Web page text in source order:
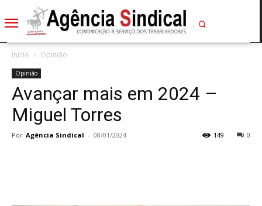
Início Opinião
Opinião
Avançar mais em 2024 –
Miguel Torres
Por Agência Sindical - 08/01/2024 0
149